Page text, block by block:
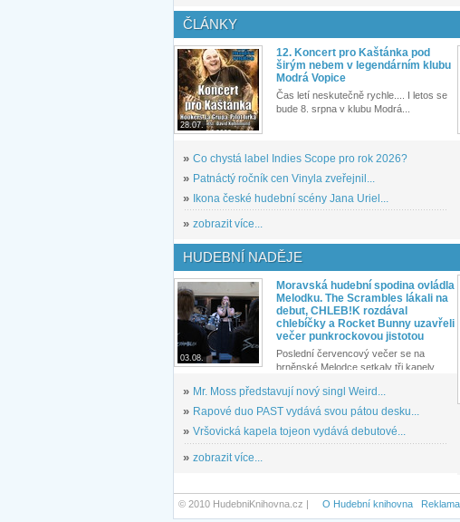
ČLÁNKY
28.07.
12. Koncert pro Kaštánka pod
širým nebem v legendárním klubu
Modrá Vopice
Čas letí neskutečně rychle.... I letos se
bude 8. srpna v klubu Modrá...
» Co chystá label Indies Scope pro rok 2026?
» Patnáctý ročník cen Vinyla zveřejnil...
»
Ikona české hudební scény Jana Uriel...
» zobrazit více...
HUDEBNÍ NADĚJE
03.08.
Moravská hudební spodina ovládla
Melodku. The Scrambles lákali na
debut, CHLEB!K rozdával
chlebíčky a Rocket Bunny uzavřeli
večer punkrockovou jistotou
Poslední červencový večer se na
brněnské Melodce setkaly tři kapely...
» Mr. Moss představují nový singl Weird...
» Rapové duo PAST vydává svou pátou desku...
» Vršovická kapela tojeon vydává debutové...
» zobrazit více...
© 2010 HudebniKnihovna.cz | O Hudební knihovna Reklama